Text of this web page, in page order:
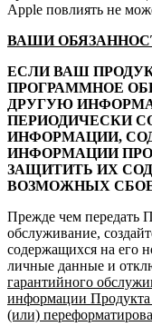
Apple повлиять не
ВАШИ
ЕСЛИ ВАШ
ПРОГРАММНОЕ
ДРУГУЮ
ПЕРИОДИЧЕСКИ
ИНФОРМАЦИИ,
ИНФОРМАЦИИ
ЗАЩИТИТЬ ИХ
ВОЗМОЖНЫХ
Прежде чем передать
обслуживание,
содержащихся на его
личные данные и
гарантийного
информации Продукта
(или)